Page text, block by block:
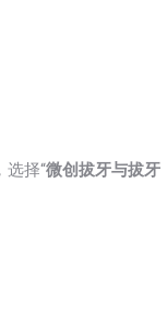
选择“微创拔牙与拔牙